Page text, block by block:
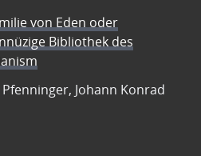
von Eden oder
Bibliothek des
Johann Konrad